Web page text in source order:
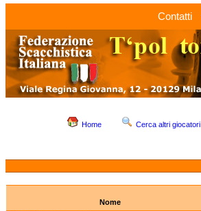
Contatti
Home Cerca altri giocatori
Nome